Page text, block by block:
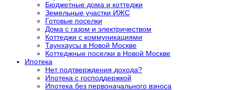
Бюджетные дома и коттеджи
Земельные участки ИЖС
Готовые поселки
Дома с газом и электричеством
Коттеджи с коммуникациями
Таунхаусы в Новой Москве
Коттеджные поселки в Новой Москве
Ипотека
Нет подтверждения дохода?
Ипотека с господдержкой
Ипотека без первоначального взноса